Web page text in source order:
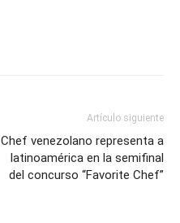
Artículo siguiente
Chef venezolano representa a
latinoamérica en la semifinal
del concurso “Favorite Chef”